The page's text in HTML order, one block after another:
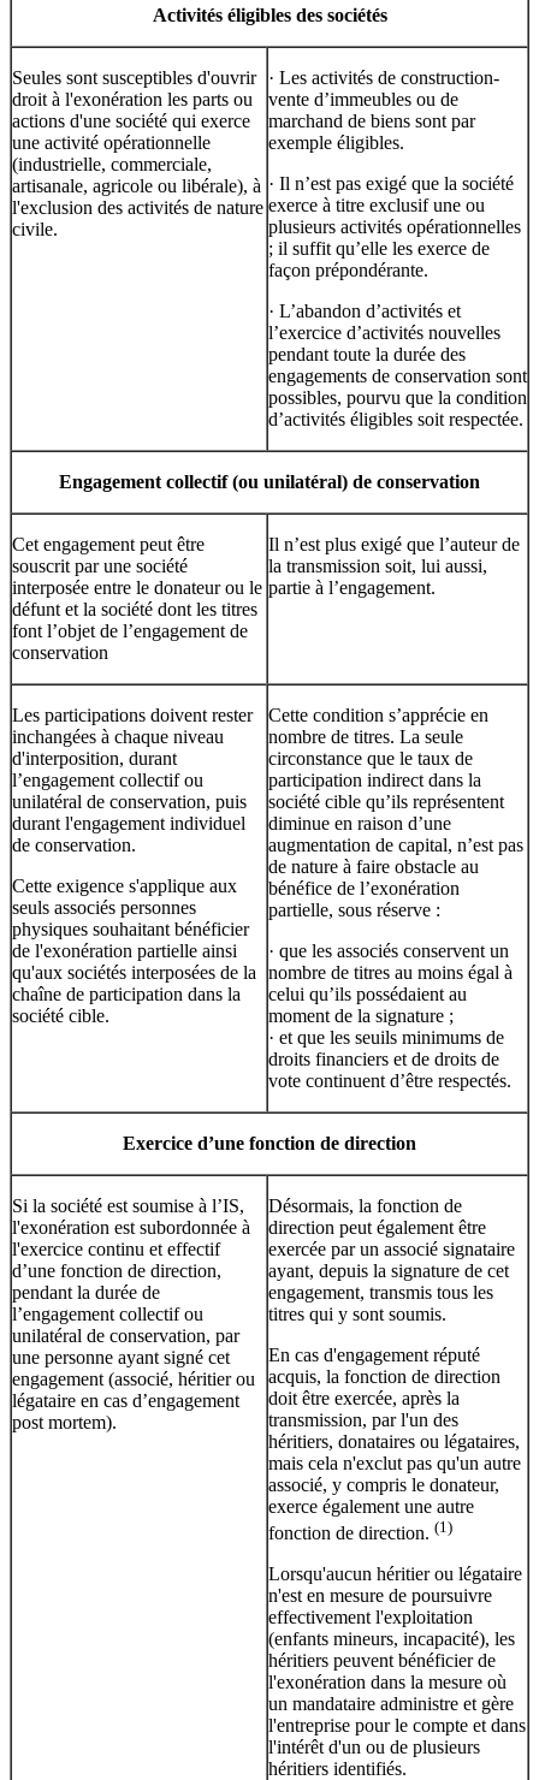
Activités éligibles des sociétés
Seules sont susceptibles d'ouvrir
droit à l'exonération les parts ou
actions d'une société qui exerce
une activité opérationnelle
(industrielle, commerciale,
artisanale, agricole ou libérale), à
l'exclusion des activités de nature
civile.
· Les activités de construction-
vente d’immeubles ou de
marchand de biens sont par
exemple éligibles.
· Il n’est pas exigé que la société
exerce à titre exclusif une ou
plusieurs activités opérationnelles
; il suffit qu’elle les exerce de
façon prépondérante.
· L’abandon d’activités et
l’exercice d’activités nouvelles
pendant toute la durée des
engagements de conservation sont
possibles, pourvu que la condition
d’activités éligibles soit respectée.
Engagement collectif (ou unilatéral) de conservation
Cet engagement peut être
souscrit par une société
interposée entre le donateur ou le
défunt et la société dont les titres
font l’objet de l’engagement de
conservation
Il n’est plus exigé que l’auteur de
la transmission soit, lui aussi,
partie à l’engagement.
Les participations doivent rester
inchangées à chaque niveau
d'interposition, durant
l’engagement collectif ou
unilatéral de conservation, puis
durant l'engagement individuel
de conservation.
Cette exigence s'applique aux
seuls associés personnes
physiques souhaitant bénéficier
de l'exonération partielle ainsi
qu'aux sociétés interposées de la
chaîne de participation dans la
société cible.
Cette condition s’apprécie en
nombre de titres. La seule
circonstance que le taux de
participation indirect dans la
société cible qu’ils représentent
diminue en raison d’une
augmentation de capital, n’est pas
de nature à faire obstacle au
bénéfice de l’exonération
partielle, sous réserve :
· que les associés conservent un
nombre de titres au moins égal à
celui qu’ils possédaient au
moment de la signature ;
· et que les seuils minimums de
droits financiers et de droits de
vote continuent d’être respectés.
Exercice d’une fonction de direction
Si la société est soumise à l’IS,
l'exonération est subordonnée à
l'exercice continu et effectif
d’une fonction de direction,
pendant la durée de
l’engagement collectif ou
unilatéral de conservation, par
une personne ayant signé cet
engagement (associé, héritier ou
légataire en cas d’engagement
post mortem).
Désormais, la fonction de
direction peut également être
exercée par un associé signataire
ayant, depuis la signature de cet
engagement, transmis tous les
titres qui y sont soumis.
En cas d'engagement réputé
acquis, la fonction de direction
doit être exercée, après la
transmission, par l'un des
héritiers, donataires ou légataires,
mais cela n'exclut pas qu'un autre
associé, y compris le donateur,
exerce également une autre
fonction de direction. (1)
Lorsqu'aucun héritier ou légataire
n'est en mesure de poursuivre
effectivement l'exploitation
(enfants mineurs, incapacité), les
héritiers peuvent bénéficier de
l'exonération dans la mesure où
un mandataire administre et gère
l'entreprise pour le compte et dans
l'intérêt d'un ou de plusieurs
héritiers identifiés.